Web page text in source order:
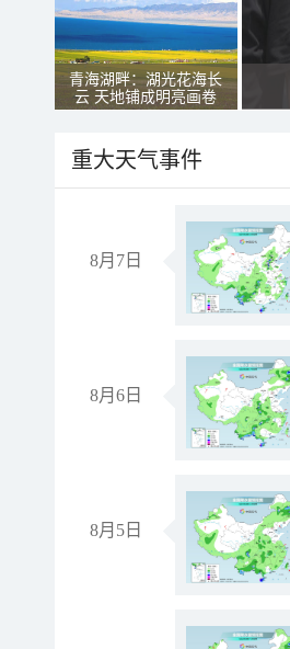
青海湖畔：湖光花海长
云 天地铺成明亮画卷
重大天气事件
8月7日
8月6日
8月5日